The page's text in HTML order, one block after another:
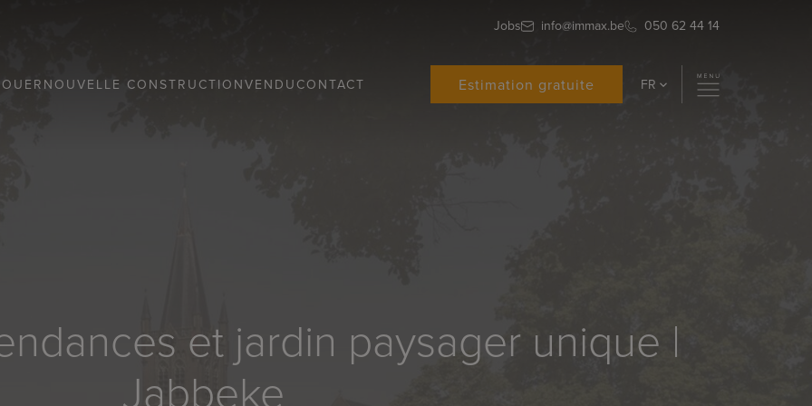
Jobs info@immax.be 050 62 44 14
NOUVELLE CONSTRUCTIONVENDU CONTACT Estimation gratuite FR
et jardin paysager unique |
Jabbeke